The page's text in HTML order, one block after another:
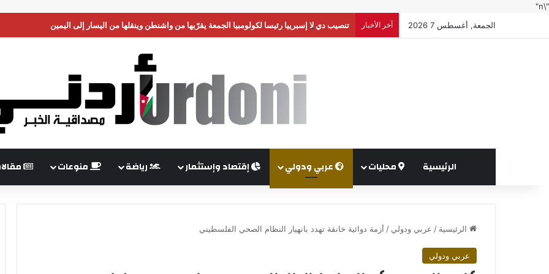
"\n"
الجمعة, أغسطس 7 2026
آخر الأخبار تنصيب دي لا إسبرييا رئيسا لكولومبيا الجمعة يقرّبها من واشنطن وينقلها من اليسار إلى اليمين
الرئيسية محليات عربي ودولي إقتصاد وإستثمار رياضة منوعات
الرئيسية / عربي ودولي / أزمة دوائية خانقة تهدد بانهيار النظام الصحي الفلسطيني
عربي ودولي